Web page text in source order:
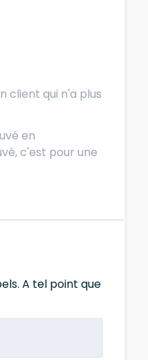
client qui n'a plus
en
c'est pour une
A tel point que